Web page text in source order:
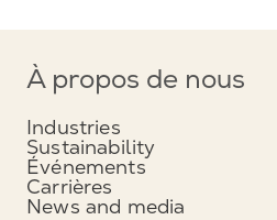
À propos de nous
Industries
Sustainability
Événements
Carrières
News and media